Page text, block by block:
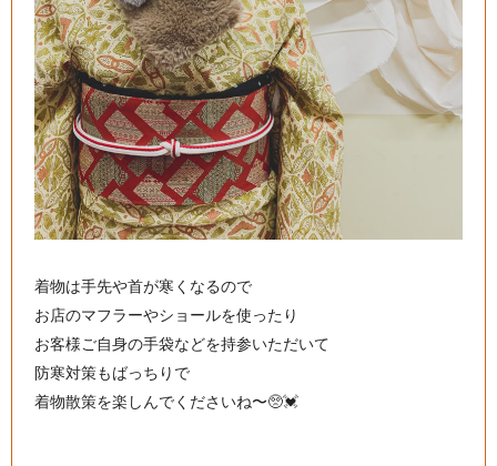
着物は手先や首が寒くなるので
お店のマフラーやショールを使ったり
お客様ご自身の手袋などを持参いただいて
防寒対策もばっちりで
着物散策を楽しんでくださいね〜🥺💓